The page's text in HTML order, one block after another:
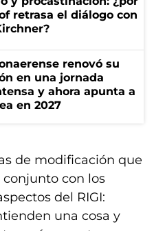
retrasa el diálogo con
renovó su
en una jornada
y ahora apunta a
en 2027
de modificación que
con los
del RIGI:
una cosa y